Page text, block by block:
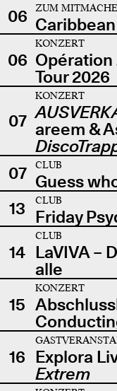
06
ZUM
06
KONZERT
Opération
Tour 2026
07
KONZERT
areem &
07
CLUB
Guess
13
CLUB
Friday
14
CLUB
LaVIVA –
alle
15
KONZERT
16 Explora
Extrem